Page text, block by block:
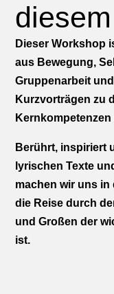
Dieser Workshop
aus Bewegung,
Gruppenarbeit
Kurzvorträgen zu
Berührt, inspiriert
lyrischen Texte
machen wir uns in
die Reise durch
und Großen der
ist.